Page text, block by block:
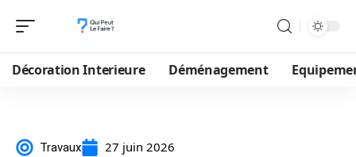
Décoration Interieure Déménagement
Travaux 27 juin 2026